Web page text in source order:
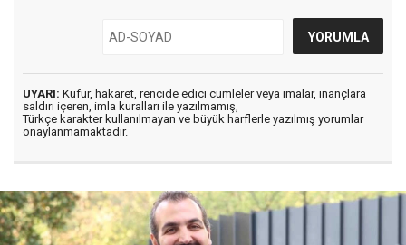
UYARI: Küfür, hakaret, rencide edici cümleler veya imalar, inançlara
saldırı içeren, imla kuralları ile yazılmamış,
Türkçe karakter kullanılmayan ve büyük harflerle yazılmış yorumlar
onaylanmamaktadır.